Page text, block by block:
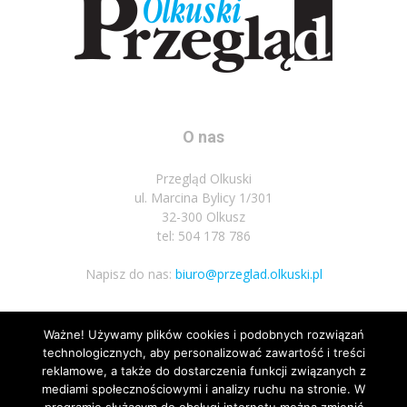
O nas
Przegląd Olkuski
ul. Marcina Bylicy 1/301
32-300 Olkusz
tel: 504 178 786
Napisz do nas: biuro@przeglad.olkuski.pl
Podążaj za nami
Ważne! Używamy plików cookies i podobnych rozwiązań
technologicznych, aby personalizować zawartość i treści
reklamowe, a także do dostarczenia funkcji związanych z
mediami społecznościowymi i analizy ruchu na stronie. W